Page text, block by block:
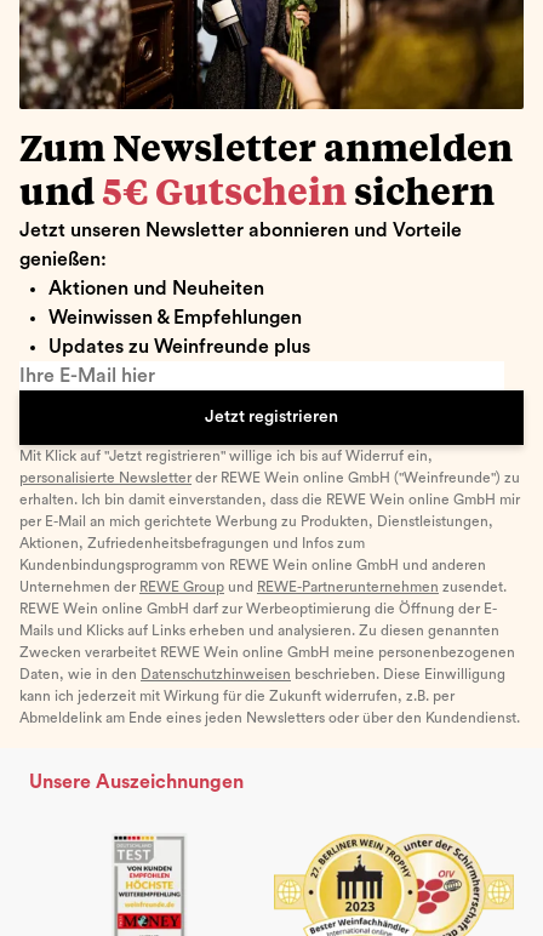
Zum Newsletter anmelden
und 5€ Gutschein sichern
Jetzt unseren Newsletter abonnieren und Vorteile
genießen:
Aktionen und Neuheiten
Weinwissen & Empfehlungen
Updates zu Weinfreunde plus
Ihre E-Mail hier
Jetzt registrieren
Mit Klick auf "Jetzt registrieren" willige ich bis auf Widerruf ein,
personalisierte Newsletter der REWE Wein online GmbH ("Weinfreunde") zu
erhalten. Ich bin damit einverstanden, dass die REWE Wein online GmbH mir
per E-Mail an mich gerichtete Werbung zu Produkten, Dienstleistungen,
Aktionen, Zufriedenheitsbefragungen und Infos zum
Kundenbindungsprogramm von REWE Wein online GmbH und anderen
Unternehmen der REWE Group und REWE-Partnerunternehmen zusendet.
REWE Wein online GmbH darf zur Werbeoptimierung die Öffnung der E-
Mails und Klicks auf Links erheben und analysieren. Zu diesen genannten
Zwecken verarbeitet REWE Wein online GmbH meine personenbezogenen
Daten, wie in den Datenschutzhinweisen beschrieben. Diese Einwilligung
kann ich jederzeit mit Wirkung für die Zukunft widerrufen, z.B. per
Abmeldelink am Ende eines jeden Newsletters oder über den Kundendienst.
Unsere Auszeichnungen